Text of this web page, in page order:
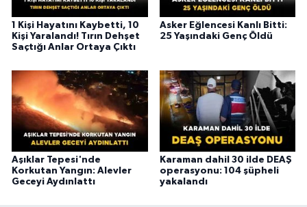
1 Kişi Hayatını Kaybetti, 10
Kişi Yaralandı! Tırın Dehşet
Saçtığı Anlar Ortaya Çıktı
Asker Eğlencesi Kanlı Bitti:
25 Yaşındaki Genç Öldü
Aşıklar Tepesi'nde
Korkutan Yangın: Alevler
Geceyi Aydınlattı
Karaman dahil 30 ilde DEAŞ
operasyonu: 104 şüpheli
yakalandı